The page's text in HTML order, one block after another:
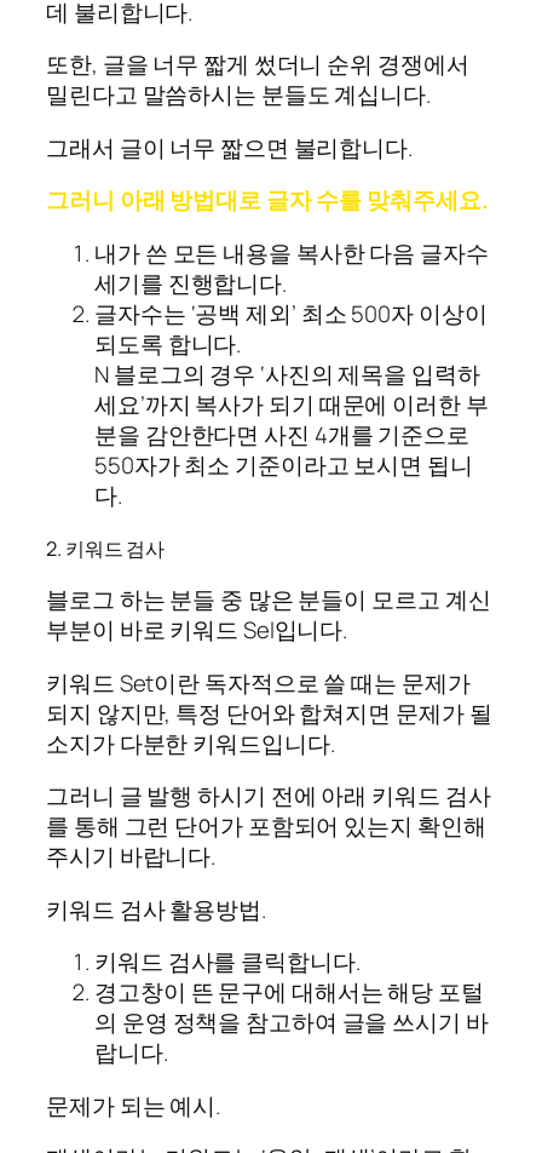
데 불리합니다.
또한, 글을 너무 짧게 썼더니 순위 경쟁에서
밀린다고 말씀하시는 분들도 계십니다.
그래서 글이 너무 짧으면 불리합니다.
그러니 아래 방법대로 글자 수를 맞춰주세요.
내가 쓴 모든 내용을 복사한 다음 글자수
세기를 진행합니다.
글자수는 ‘공백 제외’ 최소 500자 이상이
되도록 합니다.
N 블로그의 경우 ‘사진의 제목을 입력하
세요’까지 복사가 되기 때문에 이러한 부
분을 감안한다면 사진 4개를 기준으로
550자가 최소 기준이라고 보시면 됩니
다.
2. 키워드 검사
블로그 하는 분들 중 많은 분들이 모르고 계신
부분이 바로 키워드 Sel입니다.
키워드 Set이란 독자적으로 쓸 때는 문제가
되지 않지만, 특정 단어와 합쳐지면 문제가 될
소지가 다분한 키워드입니다.
그러니 글 발행 하시기 전에 아래 키워드 검사
를 통해 그런 단어가 포함되어 있는지 확인해
주시기 바랍니다.
키워드 검사 활용방법.
키워드 검사를 클릭합니다.
경고창이 뜬 문구에 대해서는 해당 포털
의 운영 정책을 참고하여 글을 쓰시기 바
랍니다.
문제가 되는 예시.